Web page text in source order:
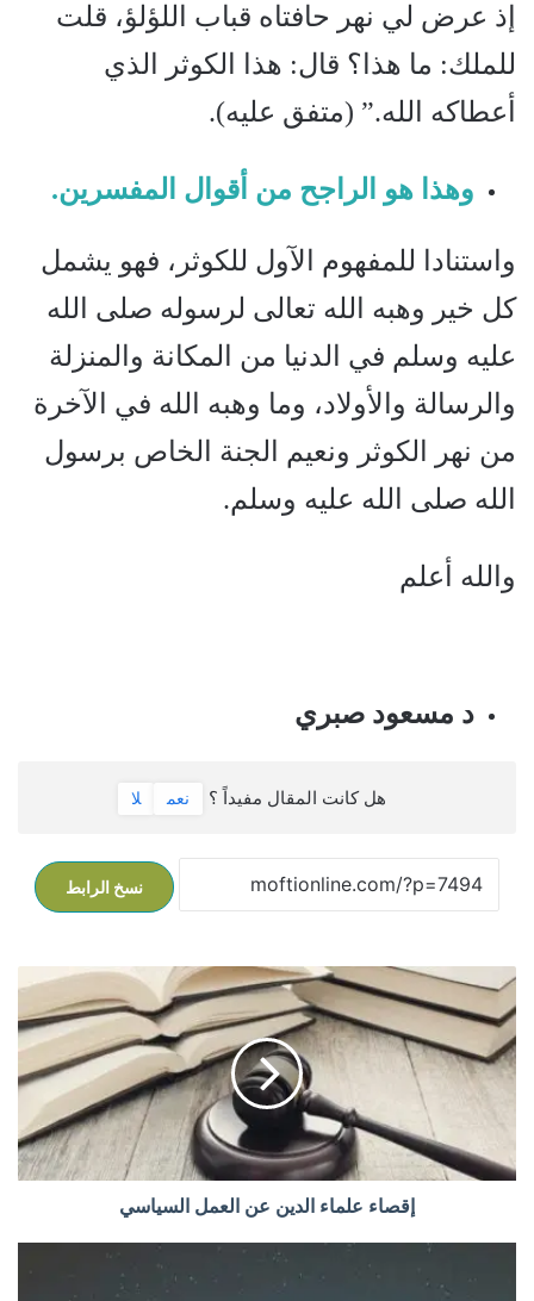
إذ عرض لي نهر حافتاه قباب اللؤلؤ، قلت
للملك: ما هذا؟ قال: هذا الكوثر الذي
أعطاكه الله.” (متفق عليه).
وهذا هو الراجح من أقوال المفسرين.
واستنادا للمفهوم الآول للكوثر، فهو يشمل
كل خير وهبه الله تعالى لرسوله صلى الله
عليه وسلم في الدنيا من المكانة والمنزلة
والرسالة والأولاد، وما وهبه الله في الآخرة
من نهر الكوثر ونعيم الجنة الخاص برسول
الله صلى الله عليه وسلم.
والله أعلم
د مسعود صبري
هل كانت المقال مفيداً ؟ نعم لا
نسخ الرابط
إ
ق
ص
ا
ء
ا
إقصاء علماء الدين عن العمل السياسي